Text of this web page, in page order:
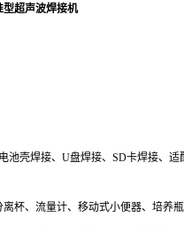
型超声波焊接机
焊接、U盘焊接、SD卡焊接、适
、流量计、移动式小便器、培养瓶